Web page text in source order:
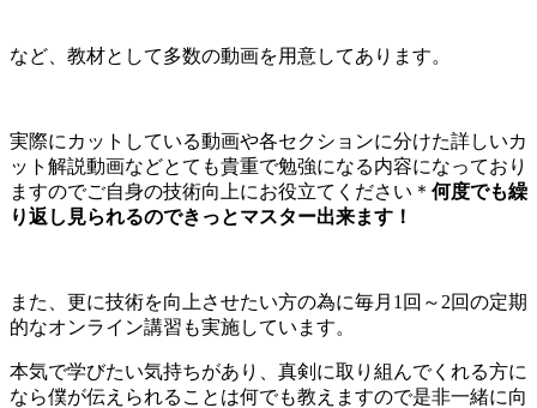
など、教材として多数の動画を用意してあります。
実際にカットしている動画や各セクションに分けた詳しいカ
ット解説動画などとても貴重で勉強になる内容になっており
ますのでご自身の技術向上にお役立てください＊ 何度でも繰
り返し見られるのできっとマスター出来ます！
また、更に技術を向上させたい方の為に毎月1回～2回の定期
的なオンライン講習も実施しています。
本気で学びたい気持ちがあり、真剣に取り組んでくれる方に
なら僕が伝えられることは何でも教えますので是非一緒に向